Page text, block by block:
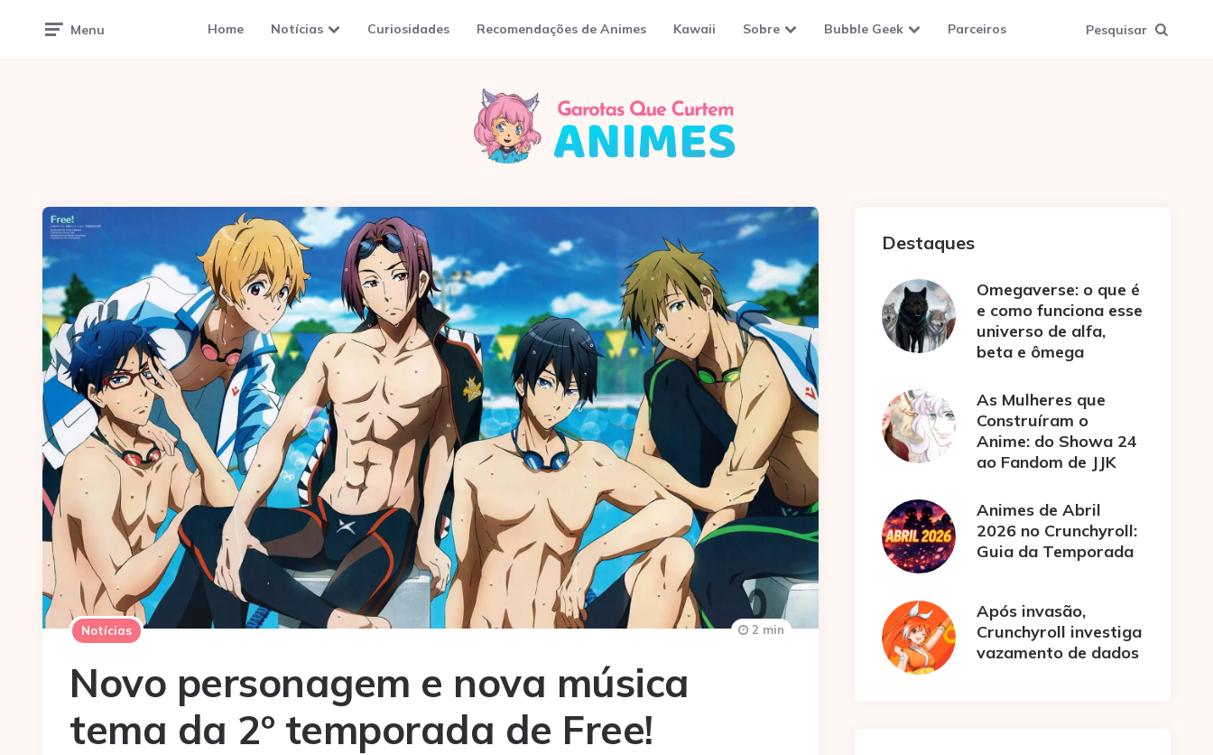
Menu Home Notícias Curiosidades Recomendações de Animes Kawaii Sobre Bubble Geek Parceiros Pesquisar
Notícias
Novo personagem e nova música
tema da 2º temporada de Free!
2 min
Destaques
Omegaverse: o que é
e como funciona esse
universo de alfa,
beta e ômega
As Mulheres que
Construíram o
Anime: do Showa 24
ao Fandom de JJK
Animes de Abril
2026 no Crunchyroll:
Guia da Temporada
Após invasão,
Crunchyroll investiga
vazamento de dados